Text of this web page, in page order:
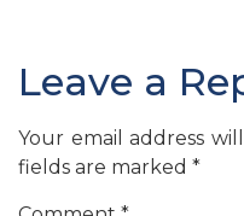
Leave a
Your email address
fields are marked *